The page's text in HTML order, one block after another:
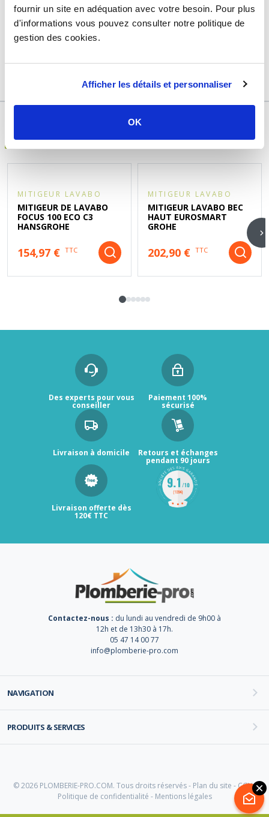
fournir un site en adéquation avec votre besoin. Pour plus
d'informations vous pouvez consulter notre politique de
gestion des cookies.
Afficher les détails et personnaliser
OK
Usage Vide
Marque Hansgrohe
DÉCOUVREZ ÉGALEMENT
MITIGEUR LAVABO
MITIGEUR DE LAVABO
FOCUS 100 ECO C3
HANSGROHE
154,97 € TTC
MITIGEUR LAVABO
MITIGEUR LAVABO BEC
HAUT EUROSMART
GROHE
202,90 € TTC
Des experts pour vous
conseiller
Paiement 100%
sécurisé
Livraison à domicile Retours et échanges
pendant 90 jours
Livraison offerte dès
120€ TTC
Contactez-nous : du lundi au vendredi de 9h00 à
12h et de 13h30 à 17h.
05 47 14 00 77
info@plomberie-pro.com
NAVIGATION
PRODUITS & SERVICES
© 2026 PLOMBERIE-PRO.COM. Tous droits réservés - Plan du site -CGV-
Politique de confidentialité - Mentions légales